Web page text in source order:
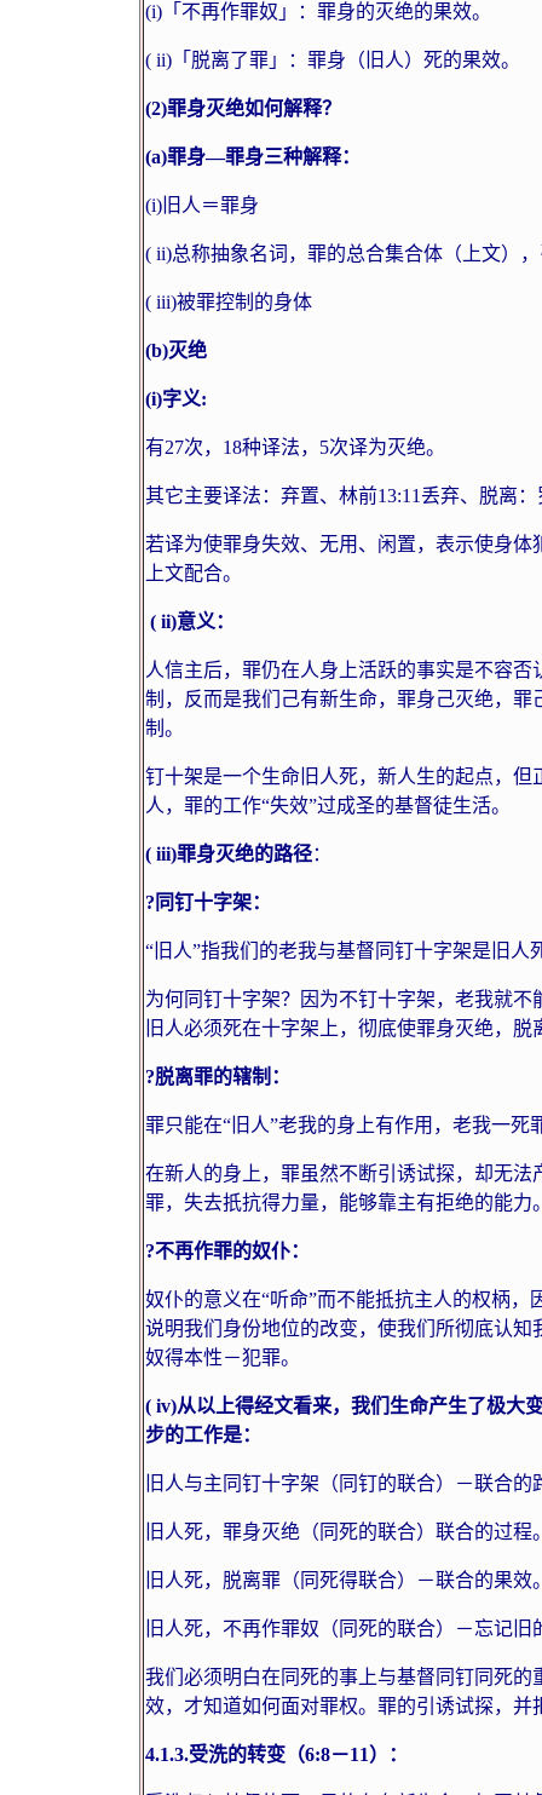
(i)「不再作罪奴」：罪身的灭绝的果效。
( ii)「脱离了罪」：罪身（旧人）死的果效。
(2)罪身灭绝如何解释？
(a)罪身—罪身三种解释：
(i)旧人＝罪身
( ii)总称抽象名词，罪的总合集合体（上文）
( iii)被罪控制的身体
(b)灭绝
(i)字义:
有27次， 18种译法， 5次译为灭绝。
其它主要译法：弃置、林前13:11 丢弃、脱离：
若译为使罪身失效、无用、闲置，表示使身
上文配合。
( ii)意义：
人信主后，罪仍在人身上活跃的事实是不容
制，反而是我们己有新生命，罪身己灭绝，
制。
钉十架是一个生命旧人死，新人生的起点，
人，罪的工作“失效”过成圣的基督徒生活。
( iii)罪身灭绝的路径：
? 同钉十字架：
“旧人”指我们的老我与基督同钉十字架是旧人
为何同钉十字架？因为不钉十字架，老我就
旧人必须死在十字架上，彻底使罪身灭绝，脱
?脱离罪的辖制：
罪只能在“旧人”老我的身上有作用，老我一
在新人的身上，罪虽然不断引诱试探，却无
罪，失去扺抗得力量，能够靠主有拒绝的能力
?不再作罪的奴仆：
奴仆的意义在“听命”而不能抵抗主人的权柄
说明我们身份地位的改变，使我们所彻底认
奴得本性－犯罪。
( iv)从以上得经文看来，我们生命产生了极大
步的工作是：
旧人与主同钉十字架（同钉的联合）－联合的
旧人死，罪身灭绝（同死的联合）联合的过程
旧人死，脱离罪（同死得联合）－联合的果效
旧人死，不再作罪奴（同死的联合）－忘记旧
我们必须明白在同死的事上与基督同钉同死
效，才知道如何面对罪权。罪的引诱试探，并
4.1.3.受洗的转变（6:8－11）：